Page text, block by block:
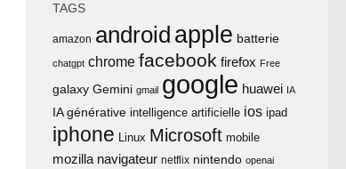
TAGS
amazon android apple batterie
chatgpt chrome facebook firefox Free
galaxy Gemini gmail google huawei IA
IA générative intelligence artificielle ios ipad
iphone Linux Microsoft mobile
mozilla navigateur netflix nintendo openai